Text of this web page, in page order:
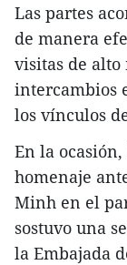
Las partes
de manera
visitas de
intercambios
los vínculos
En la
homenaje
Minh en el
sostuvo una
la Embajada